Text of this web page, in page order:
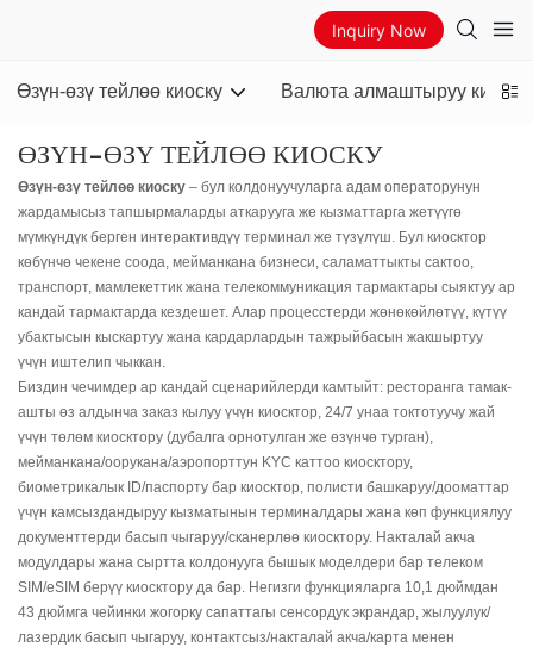
Inquiry Now
Өзүн-өзү тейлөө киоску Валюта алмаштыруу киоску
ӨЗҮН-ӨЗҮ ТЕЙЛӨӨ КИОСКУ
Өзүн-өзү тейлөө киоску – бул колдонуучуларга адам операторунун
жардамысыз тапшырмаларды аткарууга же кызматтарга жетүүгө
мүмкүндүк берген интерактивдүү терминал же түзүлүш. Бул киосктор
көбүнчө чекене соода, мейманкана бизнеси, саламаттыкты сактоо,
транспорт, мамлекеттик жана телекоммуникация тармактары сыяктуу ар
кандай тармактарда кездешет. Алар процесстерди жөнөкөйлөтүү, күтүү
убактысын кыскартуу жана кардарлардын тажрыйбасын жакшыртуу
үчүн иштелип чыккан.
Биздин чечимдер ар кандай сценарийлерди камтыйт: ресторанга тамак-
ашты өз алдынча заказ кылуу үчүн киосктор, 24/7 унаа токтотуучу жай
үчүн төлөм киосктору (дубалга орнотулган же өзүнчө турган),
мейманкана/оорукана/аэропорттун KYC каттоо киосктору,
биометрикалык ID/паспорту бар киосктор, полисти башкаруу/дооматтар
үчүн камсыздандыруу кызматынын терминалдары жана көп функциялуу
документтерди басып чыгаруу/сканерлөө киосктору. Накталай акча
модулдары жана сыртта колдонууга бышык моделдери бар телеком
SIM/eSIM берүү киосктору да бар. Негизги функцияларга 10,1 дюймдан
43 дюймга чейинки жогорку сапаттагы сенсордук экрандар, жылуулук/
лазердик басып чыгаруу, контактсыз/накталай акча/карта менен